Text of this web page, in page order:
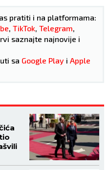
pratiti i na platformama:
, TikTok, Telegram,
saznajte najnovije i
sa Google Play i Apple